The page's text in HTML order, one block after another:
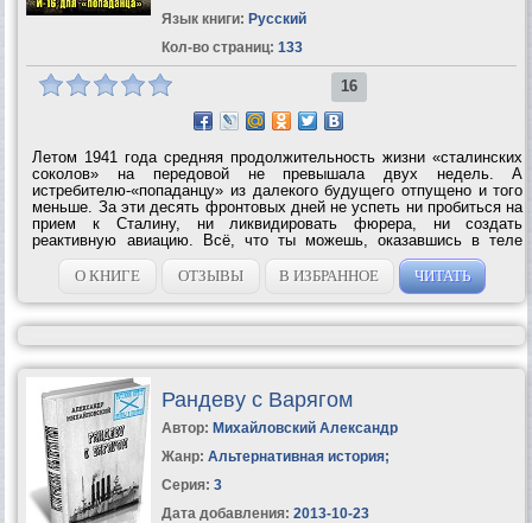
Язык книги: Русский
Кол-во страниц: 133
16
Летом 1941 года средняя продолжительность жизни «сталинских
соколов» на передовой не превышала двух недель. А
истребителю-«попаданцу» из далекого будущего отпущено и того
меньше. За эти десять фронтовых дней не успеть ни пробиться на
прием к Сталину, ни ликвидировать фюрера, ни создать
реактивную авиацию. Всё, что ты можешь, оказавшись в теле
своего прадеда, — занять его место в боевом строю И-16, чтобы
погибнуть в бою за Родину... Десять...
О КНИГЕ ОТЗЫВЫ В ИЗБРАННОЕ ЧИТАТЬ
Рандеву с Варягом
Автор: Михайловский Александр
Жанр: Альтернативная история;
Серия: 3
Дата добавления: 2013-10-23